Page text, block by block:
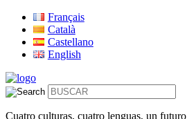
Français
Català
Castellano
English
Cuatro culturas, cuatro lenguas, un futuro